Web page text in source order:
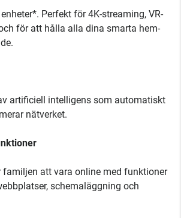
Perfekt för 4K-streaming, VR-
för att hålla alla dina smarta hem-
artificiell intelligens som automatiskt
nätverket.
familjen att vara online med funktioner
schemaläggning och